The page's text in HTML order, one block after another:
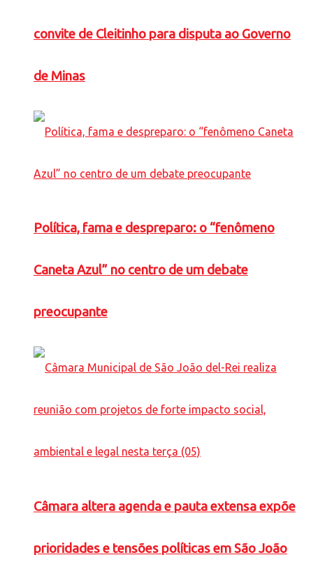
convite de Cleitinho para disputa ao Governo
de Minas
Política, fama e despreparo: o “fenômeno
Caneta Azul” no centro de um debate
preocupante
Câmara altera agenda e pauta extensa expõe
prioridades e tensões políticas em São João